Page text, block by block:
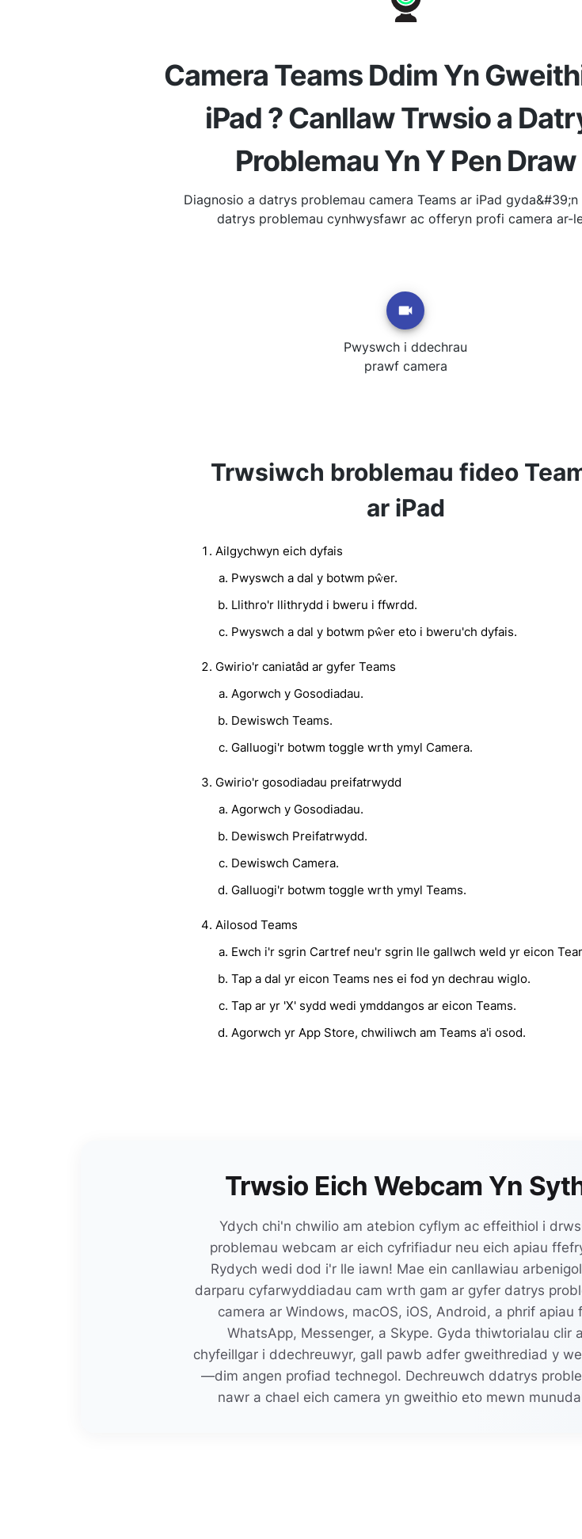
Camera Teams Ddim Yn
iPad ? Canllaw Trwsio a
Problemau Yn Y Pen Draw
Diagnosio a datrys problemau camera Teams ar iPad
datrys problemau cynhwysfawr ac offeryn profi camera ar-
Pwyswch i ddechrau
prawf camera
Trwsiwch broblemau fideo
ar iPad
Ailgychwyn eich dyfais
Pwyswch a dal y botwm pŵer.
Llithro'r llithrydd i bweru i ffwrdd.
Pwyswch a dal y botwm pŵer eto i bweru'ch dyfais.
Gwirio'r caniatâd ar gyfer Teams
Agorwch y Gosodiadau.
Dewiswch Teams.
Galluogi'r botwm toggle wrth ymyl Camera.
Gwirio'r gosodiadau preifatrwydd
Agorwch y Gosodiadau.
Dewiswch Preifatrwydd.
Dewiswch Camera.
Galluogi'r botwm toggle wrth ymyl Teams.
Ailosod Teams
Ewch i'r sgrin Cartref neu'r sgrin lle gallwch weld yr eicon
Tap a dal yr eicon Teams nes ei fod yn dechrau wiglo.
Tap ar yr 'X' sydd wedi ymddangos ar eicon Teams.
Agorwch yr App Store, chwiliwch am Teams a'i osod.
Trwsio Eich Webcam Yn
Ydych chi'n chwilio am atebion cyflym ac effeithiol i
problemau webcam ar eich cyfrifiadur neu eich apiau
Rydych wedi dod i'r lle iawn! Mae ein canllawiau
darparu cyfarwyddiadau cam wrth gam ar gyfer datrys
camera ar Windows, macOS, iOS, Android, a phrif apiau
WhatsApp, Messenger, a Skype. Gyda thiwtorialau clir a
chyfeillgar i ddechreuwyr, gall pawb adfer gweithrediad y
—dim angen profiad technegol. Dechreuwch ddatrys
nawr a chael eich camera yn gweithio eto mewn